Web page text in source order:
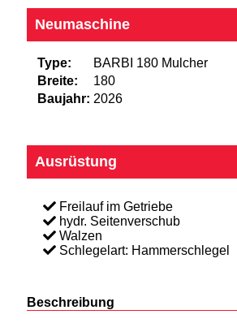
Neumaschine
Type:
BARBI 180 Mulcher
Breite:
180
Baujahr: 2026
Ausrüstung
Freilauf im Getriebe
hydr. Seitenverschub
Walzen
Schlegelart: Hammerschlegel
Beschreibung